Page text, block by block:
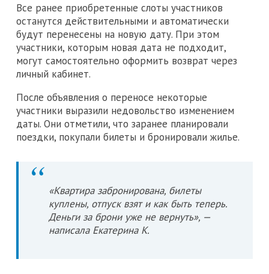
Все ранее приобретенные слоты участников
останутся действительными и автоматически
будут перенесены на новую дату. При этом
участники, которым новая дата не подходит,
могут самостоятельно оформить возврат через
личный кабинет.
После объявления о переносе некоторые
участники выразили недовольство изменением
даты. Они отметили, что заранее планировали
поездки, покупали билеты и бронировали жилье.
«Квартира забронирована, билеты
куплены, отпуск взят и как быть теперь.
Деньги за брони уже не вернуть», —
написала Екатерина К.